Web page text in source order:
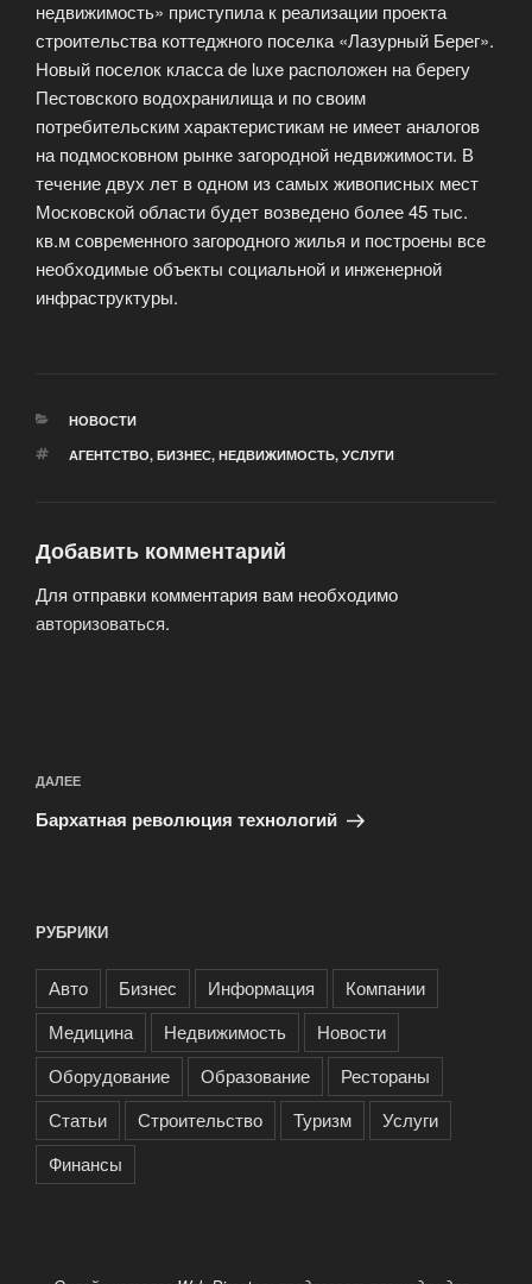
недвижимость» приступила к реализации проекта
строительства коттеджного поселка «Лазурный Берег».
Новый поселок класса de luxe расположен на берегу
Пестовского водохранилища и по своим
потребительским характеристикам не имеет аналогов
на подмосковном рынке загородной недвижимости. В
течение двух лет в одном из самых живописных мест
Московской области будет возведено более 45 тыс.
кв.м современного загородного жилья и построены все
необходимые объекты социальной и инженерной
инфраструктуры.
РУБРИКИ
НОВОСТИ
МЕТКИ
АГЕНТСТВО, БИЗНЕС, НЕДВИЖИМОСТЬ, УСЛУГИ
Добавить комментарий
Для отправки комментария вам необходимо
авторизоваться.
по
записям
Следующая
запись
ДАЛЕЕ
Бархатная революция технологий
РУБРИКИ
Авто Бизнес Информация
Компании
Медицина
Недвижимость
Новости
Оборудование
Образование
Рестораны
Статьи
Строительство Туризм
Услуги
Финансы